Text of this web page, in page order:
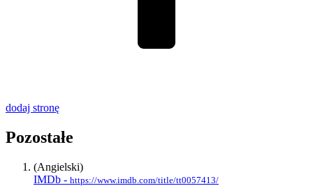
dodaj stronę
Pozostałe
(Angielski)
IMDb - https://www.imdb.com/title/tt0057413/